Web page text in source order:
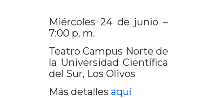
Miércoles 24 de junio –
7:00 p. m.
Teatro Campus Norte de
la Universidad Científica
del Sur, Los Olivos
Más detalles aquí